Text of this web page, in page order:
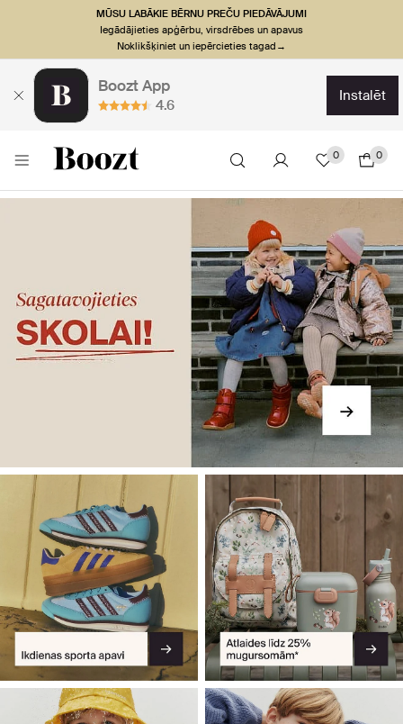
MŪSU LABĀKIE BĒRNU PREČU PIEDĀVĀJUMI
Iegādājieties apģērbu, virsdrēbes un apavus
Noklikšķiniet un iepērcieties tagad→
Boozt App
4.6
instalēt
0 0